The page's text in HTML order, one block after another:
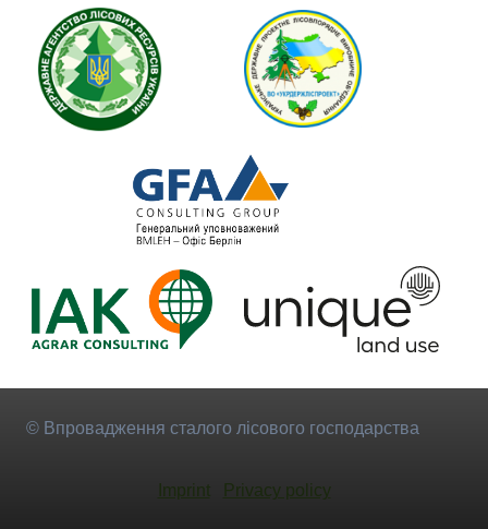
© Впровадження сталого лісового господарства
Imprint Privacy policy